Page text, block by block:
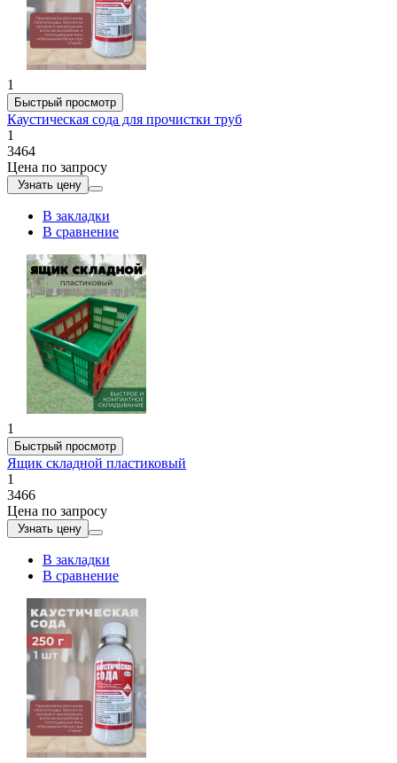
1
Быстрый просмотр
Каустическая сода для прочистки труб
1
3464
Цена по запросу
Узнать цену
В закладки
В сравнение
1
Быстрый просмотр
Ящик складной пластиковый
1
3466
Цена по запросу
Узнать цену
В закладки
В сравнение